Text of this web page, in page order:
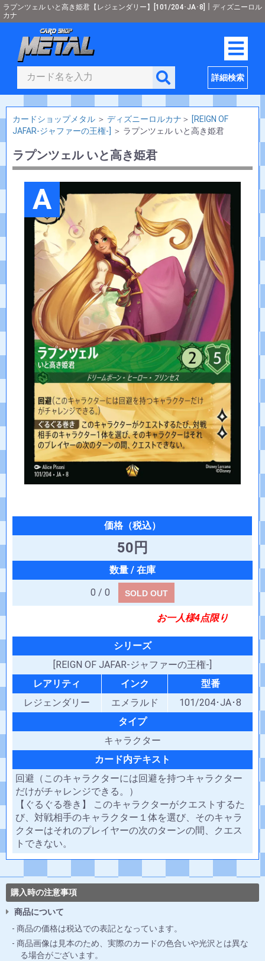
ラプンツェル いと高き姫君【レジェンダリー】[101/204･JA･8]｜ディズニーロル
カナ
詳細検索
カードショップメタル ＞ ディズニーロルカナ ＞ [REIGN OF
JAFAR-ジャファーの王権-]
＞ ラプンツェル いと高き姫君
ラプンツェル いと高き姫君
A
50円
0 / 0 SOLD OUT
お一人様4点限り
シリーズ
[REIGN OF JAFAR-ジャファーの王権-]
レアリティ
インク
型番
レジェンダリー
エメラルド
101/204･JA･8
タイプ
キャラクター
カード内テキスト
回避（このキャラクターには回避を持つキャラクター
だけがチャレンジできる。）
【ぐるぐる巻き】 このキャラクターがクエストするた
び、対戦相手のキャラクター１体を選び、そのキャラ
クターはそれのプレイヤーの次のターンの間、クエス
トできない。
購入時の注意事項
商品について
商品の価格は税込での表記となっています。
商品画像は見本のため、実際のカードの色合いや光沢とは異な
る場合がございます。